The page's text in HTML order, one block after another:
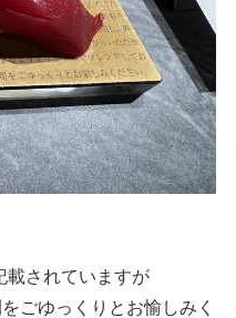
載されていますが
ごゆっくりとお愉しみく